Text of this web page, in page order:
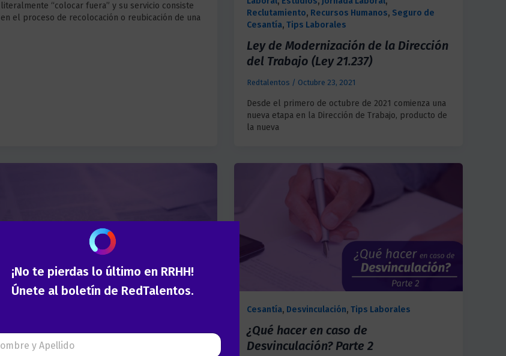
literalmente “colocar fuera” y su servicio consiste
en el proceso de recolocación o reubicación de una
Reclutamiento, Recursos Humanos, Seguro de
Cesantía, Tips Laborales
Ley de Modernización de la Dirección
del Trabajo (Ley 21.237)
Redtalentos / Octubre 23, 2021
Desde el primero de octubre de 2021 comienza una
nueva etapa en la Dirección de Trabajo, producto de
la nueva
¿Qué hacer en caso de
Cesantía, Desvinculación, Tips Laborales
¿Qué hacer en caso de
Desvinculación? Parte 2
¡No te pierdas lo último en RRHH!
Únete al boletín de RedTalentos.